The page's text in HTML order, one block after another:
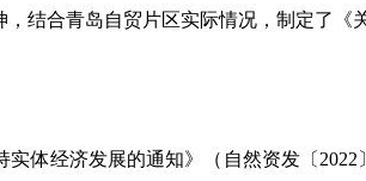
结合青岛自贸片区实际情况，制定了
体经济发展的通知》（自然资发〔